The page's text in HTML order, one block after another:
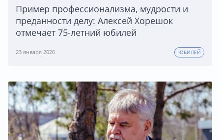
Пример профессионализма, мудрости и
преданности делу: Алексей Хорешок
отмечает 75-летний юбилей
23 января 2026 ЮБИЛЕЙ